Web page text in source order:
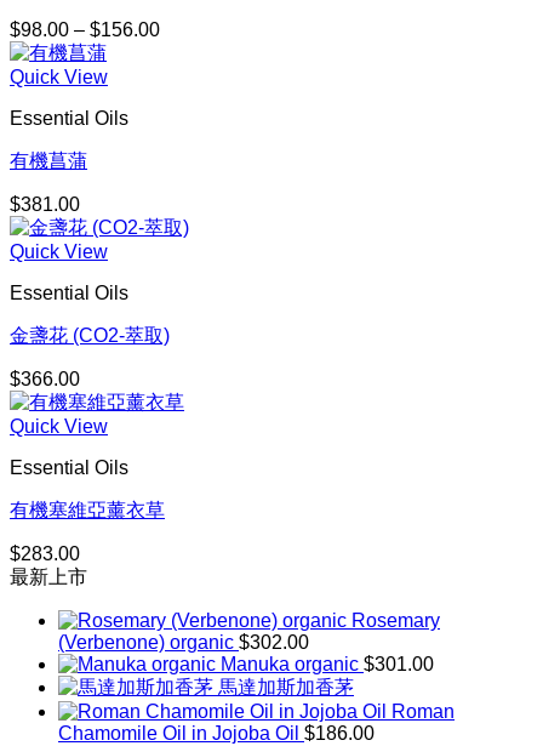
$98.00 – $156.00價
Quick View
Essential Oils
有機菖蒲
$381.00
Quick View
Essential Oils
金盞花 (CO2-萃取)
$366.00
Quick View
Essential Oils
有機塞維亞薰衣草
$283.00
最新上市
Rosemary
(Verbenone) organic $302.00
Manuka organic $301.00
馬達加斯加香茅
Roman
Chamomile Oil in Jojoba Oil $186.00